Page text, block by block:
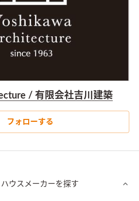
/ 有限会社吉川建築
フォローする
ウスメーカーを探す